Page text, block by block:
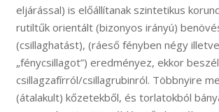
eljárással) is előállítanak szintetikus
rutiltűk orientált (bizonyos irányú)
(csillaghatást), (ráeső fényben négy
„fénycsillagot”) eredményez, ekkor
csillagzafírról/csillagrubinról. Többnyire
(átalakult) kőzetekből, és torlatokból